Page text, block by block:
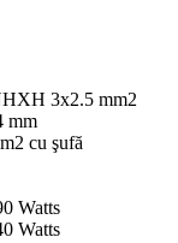
3x2.5 mm2
mm
cu şufă
Watts
Watts